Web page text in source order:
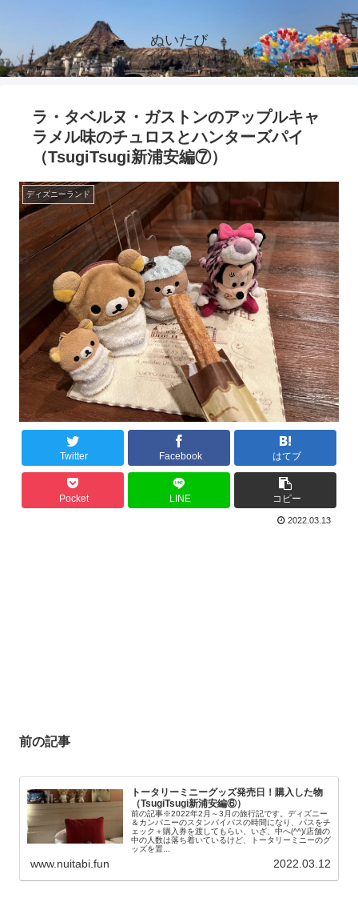
ぬいたび
ラ・タベルヌ・ガストンのアップルキャ
ラメル味のチュロスとハンターズパイ
（TsugiTsugi新浦安編⑦）
ディズニーランド
Twitter Facebook はてブ
Pocket LINE コピー
2022.03.13
前の記事
トータリーミニーグッズ発売日！購入した物
（TsugiTsugi新浦安編⑥）
前の記事※2022年2月～3月の旅行記です。ディズニー
＆カンパニーのスタンバイパスの時間になり、パスをチ
ェック＋購入券を渡してもらい、いざ、中へ(^^)/店舗の
中の人数は落ち着いているけど、トータリーミニーのグ
ッズを置...
www.nuitabi.fun 2022.03.12